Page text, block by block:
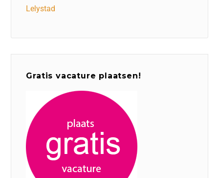
Lelystad
Gratis vacature plaatsen!